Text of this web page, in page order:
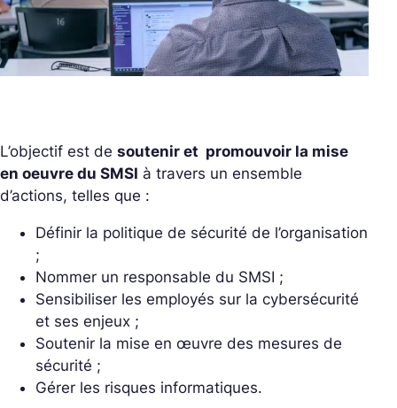
L’objectif est de soutenir et promouvoir la mise
en oeuvre du SMSI à travers un ensemble
d’actions, telles que :
Définir la politique de sécurité de l’organisation
;
Nommer un responsable du SMSI ;
Sensibiliser les employés sur la cybersécurité
et ses enjeux ;
Soutenir la mise en œuvre des mesures de
sécurité ;
Gérer les risques informatiques.